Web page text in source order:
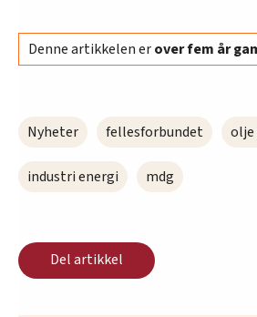
Denne artikkelen erover fem år
Nyheter fellesforbundet olje
industri energi mdg
Del artikkel